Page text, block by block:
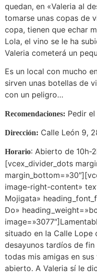
quedan, en «Valeria al
tomarse unas copas de
copa, tienen que echar
Lola, el vino se le ha
Valeria cometerá un
Es un local con mucho
sirven unas botellas de
con un peligro…
Recomendaciones: Pedir
Dirección: Calle León 9,
Horario: Abierto de 10h-
[vcex_divider_dots
image-right-content»
Mojigata»
Do»
situado en la Calle Lope
desayunos tardíos de
todas mis amigas en
abierto. A Valeria sí le